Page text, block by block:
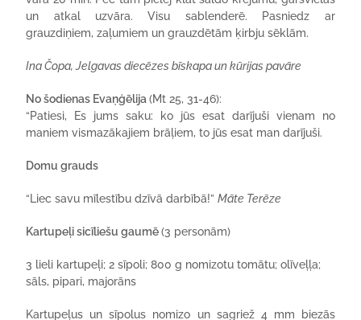
un atkal uzvāra. Visu sablenderē. Pasniedz ar
grauzdiņiem, zaļumiem un grauzdētām ķirbju sēklām.
Ina Čopa, Jelgavas diecēzes bīskapa un kūrijas pavāre
No šodienas Evaņģēlija(Mt 25, 31-46):
“Patiesi, Es jums saku: ko jūs esat darījuši vienam no
maniem vismazākajiem brāļiem, to jūs esat man darījuši.
Domu grauds
“Liec savu mīlestību dzīvā darbībā!”Māte Terēze
Kartupeļi sicīliešu gaumē(3 personām)
3 lieli kartupeļi; 2 sīpoli; 800 g nomizotu tomātu; olīveļļa;
sāls, pipari, majorāns
Kartupeļus un sīpolus nomizo un sagriež 4 mm biezās